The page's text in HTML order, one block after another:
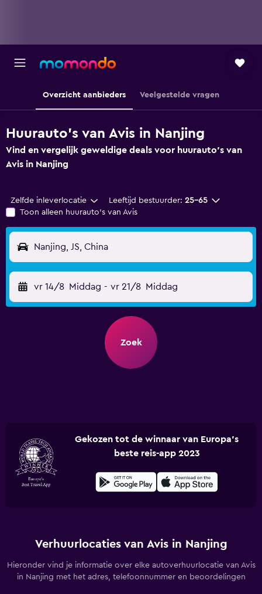
Overzicht aanbieders Veelgestelde vragen
Huurauto's van Avis in Nanjing
Vind en vergelijk geweldige deals voor huurauto's van
Avis in Nanjing
Zelfde inleverlocatie Leeftijd bestuurder: 25-65
Toon alleen huurauto's van Avis
Nanjing, JS, China
vr 14/8 Middag - vr 21/8 Middag
Zoek
Gekozen tot de winnaar van Europa's
beste reis-app 2023
Verhuurlocaties van Avis in Nanjing
Hieronder vind je informatie over elke autoverhuurlocatie van Avis
in Nanjing met het adres, telefoonnummer en beoordelingen